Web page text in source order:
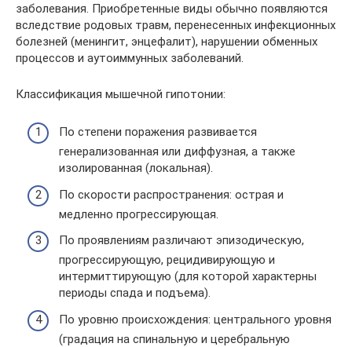
заболевания. Приобретенные виды обычно появляются
вследствие родовых травм, перенесенных инфекционных
болезней (менингит, энцефалит), нарушении обменных
процессов и аутоиммунных заболеваний.
Классификация мышечной гипотонии:
По степени поражения развивается
генерализованная или диффузная, а также
изолированная (локальная).
По скорости распространения: острая и
медленно прогрессирующая.
По проявлениям различают эпизодическую,
прогрессирующую, рецидивирующую и
интермиттирующую (для которой характерны
периоды спада и подъема).
По уровню происхождения: центрального уровня
(градация на спинальную и церебральную